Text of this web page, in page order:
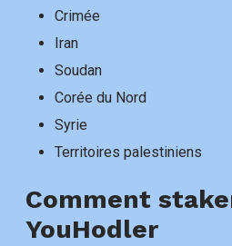
Crimée
Iran
Soudan
Corée du Nord
Syrie
Territoires palestiniens
Comment
YouHodler